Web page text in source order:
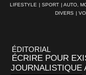
LIFESTYLE | SPORT | AUTO,
DIVERS |
ÉDITORIAL
ÉCRIRE POUR
JOURNALISTIQUE